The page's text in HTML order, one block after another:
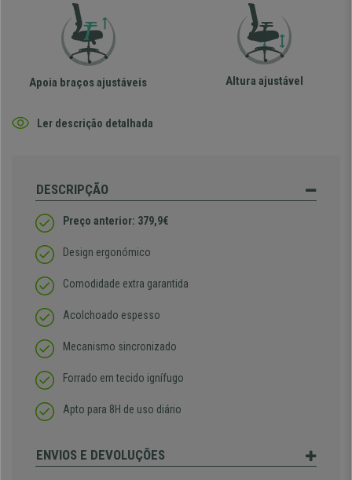
Apoia braços ajustáveis Altura ajustável
Ler descrição detalhada
DESCRIPÇÃO
Preço anterior: 379,9€
Design ergonómico
Comodidade extra garantida
Acolchoado espesso
Mecanismo sincronizado
Forrado em tecido ignífugo
Apto para 8H de uso diário
ENVIOS E DEVOLUÇÕES